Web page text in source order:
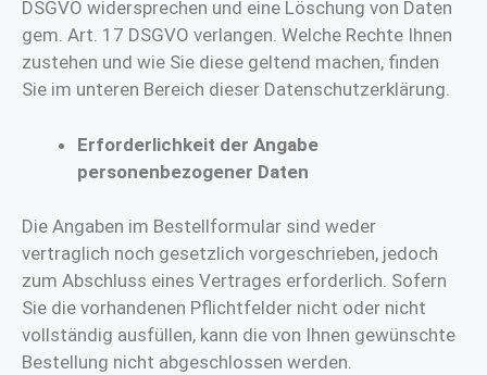
DSGVO widersprechen und eine Löschung von Daten
gem. Art. 17 DSGVO verlangen. Welche Rechte Ihnen
zustehen und wie Sie diese geltend machen, finden
Sie im unteren Bereich dieser Datenschutzerklärung.
Erforderlichkeit der Angabe
personenbezogener Daten
Die Angaben im Bestellformular sind weder
vertraglich noch gesetzlich vorgeschrieben, jedoch
zum Abschluss eines Vertrages erforderlich. Sofern
Sie die vorhandenen Pflichtfelder nicht oder nicht
vollständig ausfüllen, kann die von Ihnen gewünschte
Bestellung nicht abgeschlossen werden.